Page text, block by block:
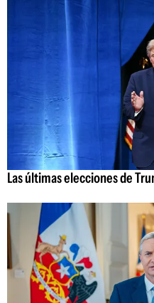
Las últimas elecciones de